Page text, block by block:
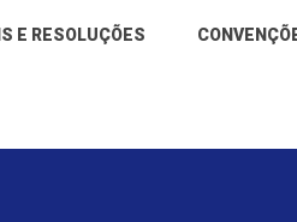
E RESOLUÇÕES